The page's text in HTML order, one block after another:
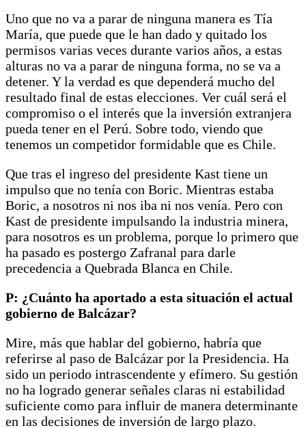
Uno que no va a parar de ninguna manera es Tía
María, que puede que le han dado y quitado los
permisos varias veces durante varios años, a estas
alturas no va a parar de ninguna forma, no se va a
detener. Y la verdad es que dependerá mucho del
resultado final de estas elecciones. Ver cuál será el
compromiso o el interés que la inversión extranjera
pueda tener en el Perú. Sobre todo, viendo que
tenemos un competidor formidable que es Chile.
Que tras el ingreso del presidente Kast tiene un
impulso que no tenía con Boric. Mientras estaba
Boric, a nosotros ni nos iba ni nos venía. Pero con
Kast de presidente impulsando la industria minera,
para nosotros es un problema, porque lo primero que
ha pasado es postergo Zafranal para darle
precedencia a Quebrada Blanca en Chile.
P: ¿Cuánto ha aportado a esta situación el actual
gobierno de Balcázar?
Mire, más que hablar del gobierno, habría que
referirse al paso de Balcázar por la Presidencia. Ha
sido un periodo intrascendente y efímero. Su gestión
no ha logrado generar señales claras ni estabilidad
suficiente como para influir de manera determinante
en las decisiones de inversión de largo plazo.